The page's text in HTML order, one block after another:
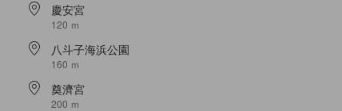
慶安宮
120 ｍ
八斗子海浜公園
160 ｍ
奠濟宮
200 ｍ